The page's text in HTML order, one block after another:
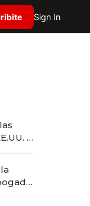
Sign In
y